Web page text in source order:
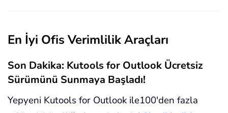
En İyi Ofis Verimlilik Araçları
Son Dakika: Kutools for Outlook Ücretsiz
Sürümünü Sunmaya Başladı!
Yepyeni Kutools for Outlook ile100'den fazla